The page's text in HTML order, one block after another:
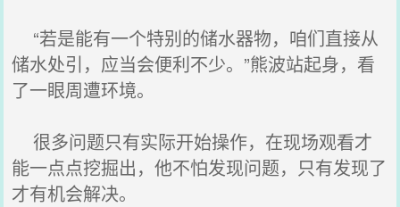
“若是能有一个特别的储水器物，咱们直接从
储水处引，应当会便利不少。”熊波站起身，看
了一眼周遭环境。
很多问题只有实际开始操作，在现场观看才
能一点点挖掘出，他不怕发现问题，只有发现了
才有机会解决。